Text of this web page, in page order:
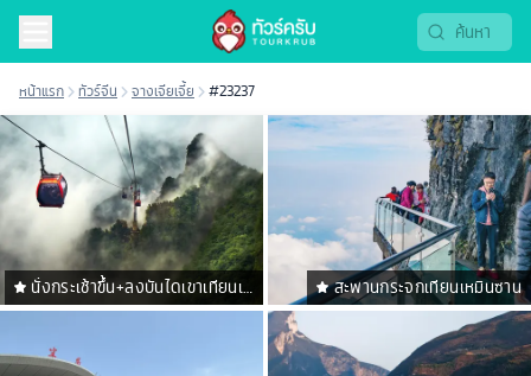
หน้าแรก ทัวร์จีน จางเจียเจี้ย #23237
นั่งกระเช้าขึ้น+ลงบันไดเขาเทียนเห
มินซาน
สะพานกระจกเทียนเหมินซาน